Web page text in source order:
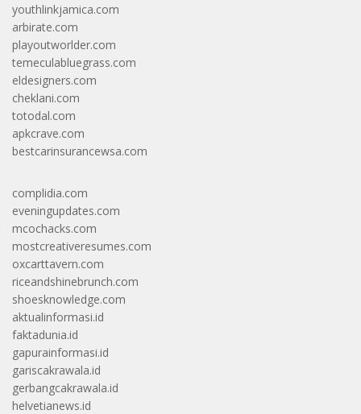
youthlinkjamica.com
arbirate.com
playoutworlder.com
temeculabluegrass.com
eldesigners.com
cheklani.com
totodal.com
apkcrave.com
bestcarinsurancewsa.com
complidia.com
eveningupdates.com
mcochacks.com
mostcreativeresumes.com
oxcarttavern.com
riceandshinebrunch.com
shoesknowledge.com
aktualinformasi.id
faktadunia.id
gapurainformasi.id
gariscakrawala.id
gerbangcakrawala.id
helvetianews.id